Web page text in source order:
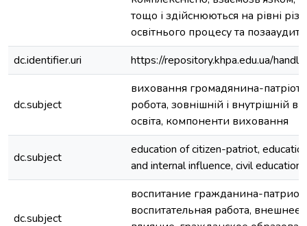
тощо і здійснюються на рівні
освітнього процесу та
dc.identifier.uri
https://repository.khpa.edu.ua/
dc.subject
виховання громадянина-
робота, зовнішній і внутрішній
освіта, компоненти виховання
dc.subject
education of citizen-patriot,
and internal influence, civil education
dc.subject
воспитание гражданина-
воспитательная работа,